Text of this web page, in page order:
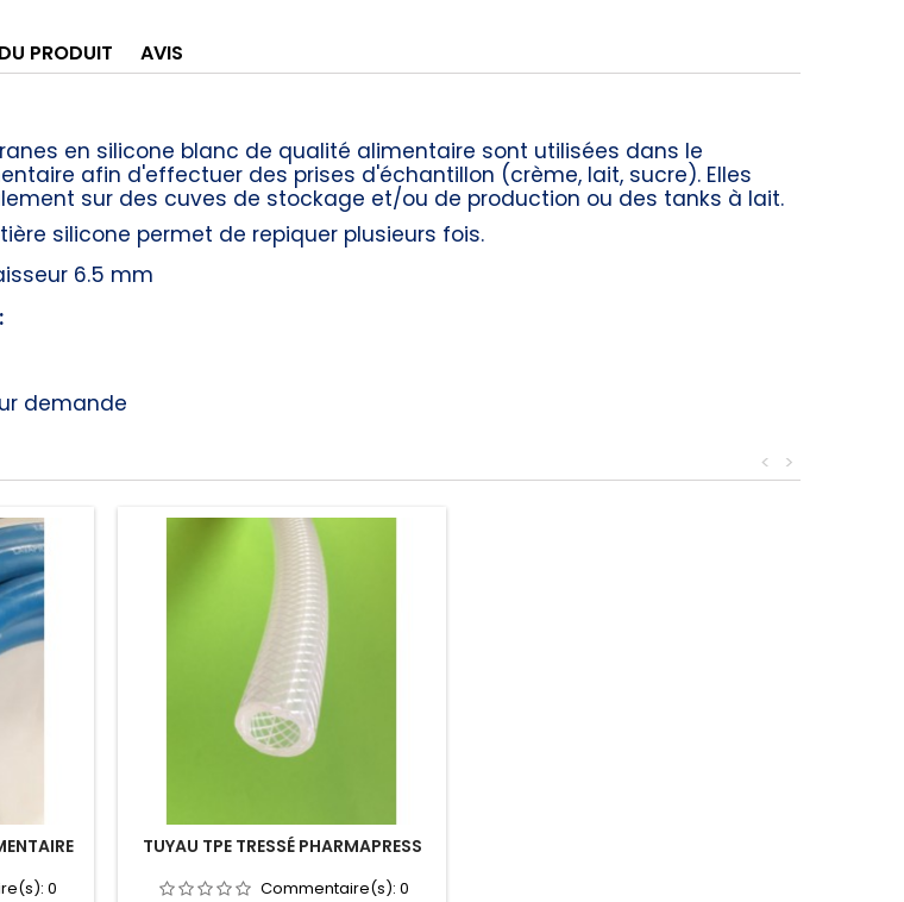
PRODUIT AVIS
en silicone blanc de qualité alimentaire sont utilisées dans le
afin d'effectuer des prises d'échantillon (crème, lait, sucre). Elles
sur des cuves de stockage et/ou de production ou des tanks à lait.
silicone permet de repiquer plusieurs fois.
6.5 mm
demande
>
<
0
TUYAU TPE TRESSÉ PHARMAPRESS
Commentaire(s): 0